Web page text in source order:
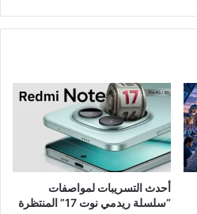
أحدث التسريبات لمواصفات
“سلسلة ريدمي نوت 17” المنتظرة